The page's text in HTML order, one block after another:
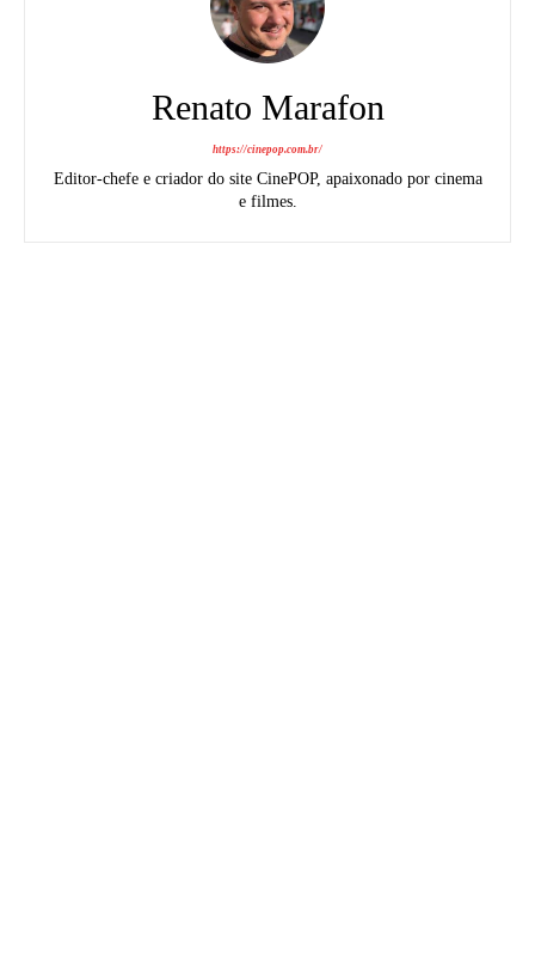
Renato Marafon
https://cinepop.com.br/
Editor-chefe e criador do site CinePOP, apaixonado por cinema
e filmes.